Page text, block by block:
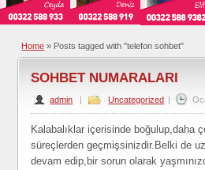
Home » Posts tagged with "telefon sohbet"
SOHBET NUMARALARI
admin | Uncategorized |
Kalabalıklar içerisinde boğulup,daha
süreçlerden geçmişsinizdir.Belki de
devam edip,bir sorun olarak